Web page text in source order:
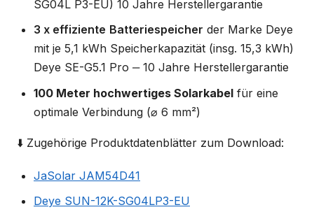
SG04L P3-EU) 10 Jahre Herstellergarantie
3 x effiziente Batteriespeicher der Marke Deye
mit je 5,1 kWh Speicherkapazität (insg. 15,3 kWh)
Deye SE-G5.1 Pro ‒ 10 Jahre Herstellergarantie
100 Meter hochwertiges Solarkabel für eine
optimale Verbindung (⌀ 6 mm²)
⬇️ Zugehörige Produktdatenblätter zum Download:
JaSolar JAM54D41
Deye SUN-12K-SG04LP3-EU